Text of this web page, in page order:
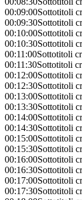
00:09:00Sottotitoli
00:09:30Sottotitoli
00:10:00Sottotitoli
00:10:30Sottotitoli
00:11:00Sottotitoli
00:11:30Sottotitoli
00:12:00Sottotitoli
00:12:30Sottotitoli
00:13:00Sottotitoli
00:13:30Sottotitoli
00:14:00Sottotitoli
00:14:30Sottotitoli
00:15:00Sottotitoli
00:15:30Sottotitoli
00:16:00Sottotitoli
00:16:30Sottotitoli
00:17:00Sottotitoli
00:17:30Sottotitoli